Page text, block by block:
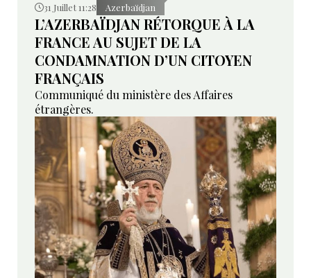
31 Juillet 11:28 Azerbaïdjan
L’AZERBAÏDJAN RÉTORQUE À LA
FRANCE AU SUJET DE LA
CONDAMNATION D’UN CITOYEN
FRANÇAIS
Communiqué du ministère des Affaires
étrangères.